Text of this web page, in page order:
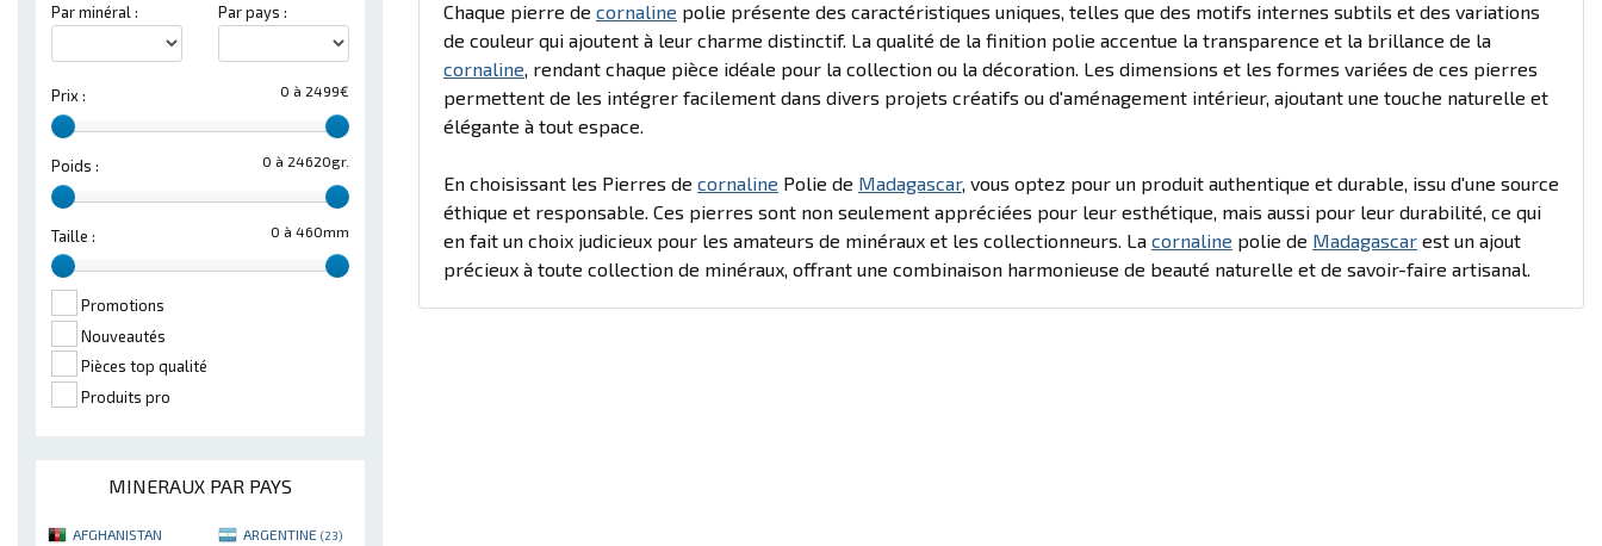
Par minéral : Par pays :
0 à 2499€
Prix :
0 à 24620gr.
Poids :
0 à 460mm
Taille :
Promotions
Nouveautés
Pièces top qualité
Produits pro
MINERAUX PAR PAYS
AFGHANISTAN ARGENTINE (23)
Chaque pierre de cornaline polie présente des caractéristiques uniques, telles que des motifs internes subtils et des variations
de couleur qui ajoutent à leur charme distinctif. La qualité de la finition polie accentue la transparence et la brillance de la
cornaline, rendant chaque pièce idéale pour la collection ou la décoration. Les dimensions et les formes variées de ces pierres
permettent de les intégrer facilement dans divers projets créatifs ou d'aménagement intérieur, ajoutant une touche naturelle et
élégante à tout espace.
En choisissant les Pierres de cornaline Polie de Madagascar, vous optez pour un produit authentique et durable, issu d'une source
éthique et responsable. Ces pierres sont non seulement appréciées pour leur esthétique, mais aussi pour leur durabilité, ce qui
en fait un choix judicieux pour les amateurs de minéraux et les collectionneurs. La cornaline polie de Madagascar est un ajout
précieux à toute collection de minéraux, offrant une combinaison harmonieuse de beauté naturelle et de savoir-faire artisanal.